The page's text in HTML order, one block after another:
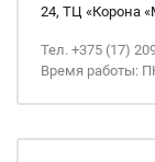
24, ТЦ «Корона
Тел. +375 (17)
Время работы: